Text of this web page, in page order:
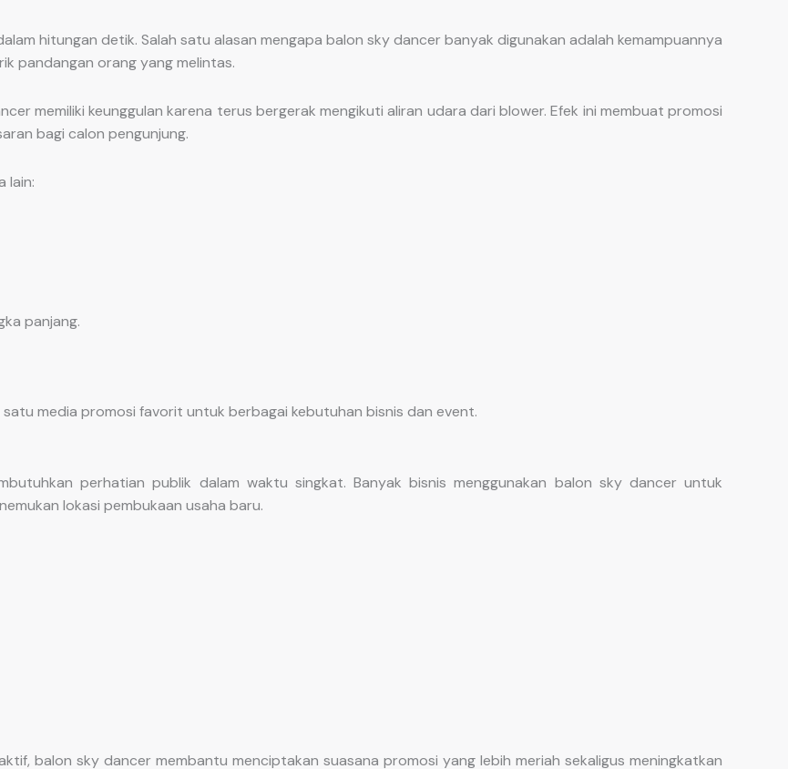
hitungan detik. Salah satu alasan mengapa balon sky dancer banyak digunakan adalah kemampuannya
pandangan orang yang melintas.
memiliki keunggulan karena terus bergerak mengikuti aliran udara dari blower. Efek ini membuat promosi
bagi calon pengunjung.
lain:
panjang.
media promosi favorit untuk berbagai kebutuhan bisnis dan event.
perhatian publik dalam waktu singkat. Banyak bisnis menggunakan balon sky dancer untuk
lokasi pembukaan usaha baru.
balon sky dancer membantu menciptakan suasana promosi yang lebih meriah sekaligus meningkatkan